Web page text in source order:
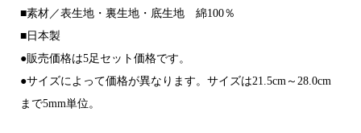
■素材／表生地・裏生地・底生地 綿100％
■日本製
●販売価格は5足セット価格です。
●サイズによって価格が異なります。サイズは21.5cm～28.0cm
まで5mm単位。